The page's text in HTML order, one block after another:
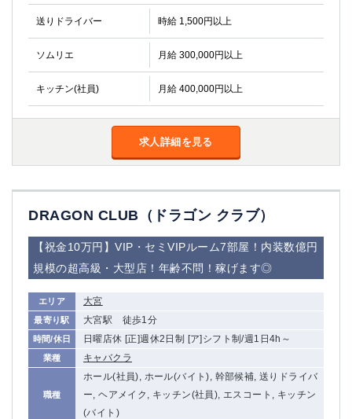
送りドライバー 時給 1,500円以上
ソムリエ 月給 300,000円以上
キッチン(社員) 月給 400,000円以上
求人詳細を見る
DRAGON CLUB（ドラゴン クラブ）
【祝金10万円】VIP・セミVIPルーム7部屋！内装数億円
規模の超高級・大型店！年齢不問！稼げます◎
エリア 大宮
最寄り駅 大宮駅 徒歩1分
時間/休日 日曜店休 [正]週休2日制 [ア]シフト制/週1日4h～
業種 キャバクラ
職種
ホール(社員), ホール(バイト), 幹部候補, 送りドライバ
ー, ヘアメイク, キッチン(社員), エスコート, キッチン
(バイト)